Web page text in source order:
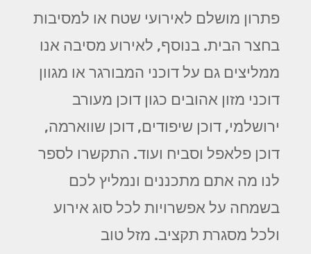
פתרון מושלם לאירועי שטח או למסיבות
בחצר הבית. בנוסף, לאירוע מסיבה אנו
ממליצים גם על דוכני המבורגר או מגוון
דוכני מזון אהובים כגון דוכן מעורב
ירושלמי, דוכן שיפודים, דוכן שווארמה,
דוכן פלאפל וסביח ועוד. התקשרו לספר
לנו מה אתם מתכננים ונמליץ לכם
בשמחה על אפשרויות לכל סוג אירוע
ולכל מסגרת תקציב. מזל טוב